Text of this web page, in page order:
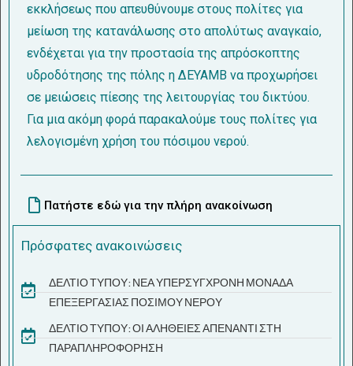
εκκλήσεως που απευθύνουμε στους πολίτες για
μείωση της κατανάλωσης στο απολύτως αναγκαίο,
ενδέχεται για την προστασία της απρόσκοπτης
υδροδότησης της πόλης η ΔΕΥΑΜΒ να προχωρήσει
σε μειώσεις πίεσης της λειτουργίας του δικτύου.
Για μια ακόμη φορά παρακαλούμε τους πολίτες για
λελογισμένη χρήση του πόσιμου νερού.
Πατήστε εδώ για την πλήρη ανακοίνωση
Πρόσφατες ανακοινώσεις
ΔΕΛΤΙΟ ΤΥΠΟΥ: ΝΕΑ ΥΠΕΡΣΥΓΧΡΟΝΗ ΜΟΝΑΔΑ
ΕΠΕΞΕΡΓΑΣΙΑΣ ΠΟΣΙΜΟΥ ΝΕΡΟΥ
ΔΕΛΤΙΟ ΤΥΠΟΥ: ΟΙ ΑΛΗΘΕΙΕΣ ΑΠΕΝΑΝΤΙ ΣΤΗ
ΠΑΡΑΠΛΗΡΟΦΟΡΗΣΗ